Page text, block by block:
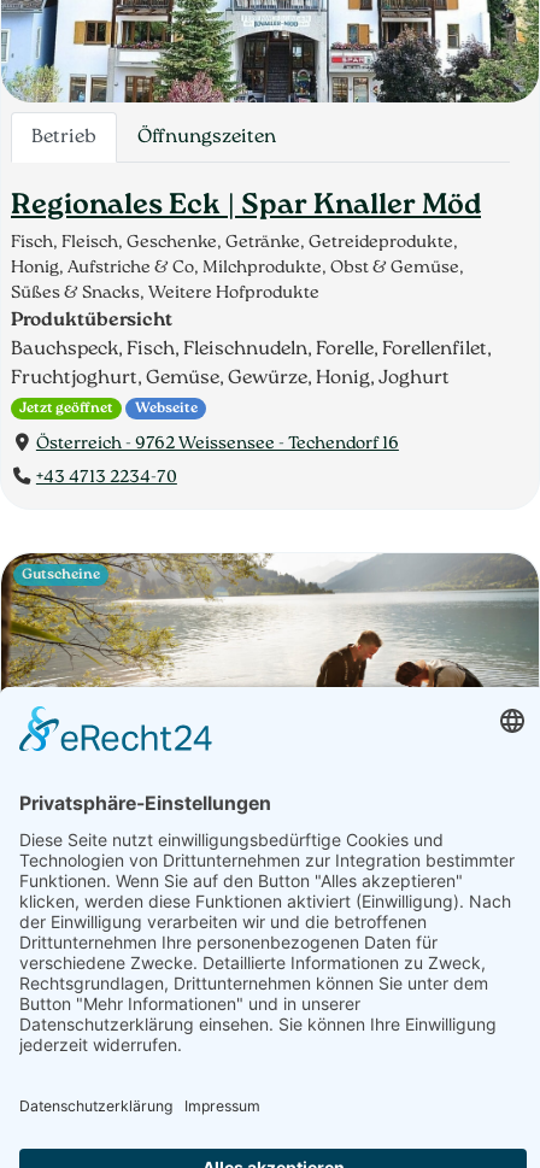
Betrieb Öffnungszeiten
Regionales Eck | Spar Knaller Möd
Fisch, Fleisch, Geschenke, Getränke, Getreideprodukte,
Honig, Aufstriche & Co, Milchprodukte, Obst & Gemüse,
Süßes & Snacks, Weitere Hofprodukte
Produktübersicht
Bauchspeck, Fisch, Fleischnudeln, Forelle, Forellenfilet,
Fruchtjoghurt, Gemüse, Gewürze, Honig, Joghurt
Jetzt geöffnet Webseite
Österreich - 9762 Weissensee - Techendorf 16
+43 4713 2234-70
Betrieb Öffnungszeiten
Forellen Jobst – mit Fischautomat
24/7
Fisch, Geschenke, Honig, Aufstriche & Co
Produktübersicht
Dry Aged Lachsforelle, Dry Aged Tatar, Fisch-Bouillon,
Forelle, Forellenaufstrich (kaltgeräuchert), Forellenfilet,
Kürbiskern-Shoyu, Lachsforelle
Gutscheine